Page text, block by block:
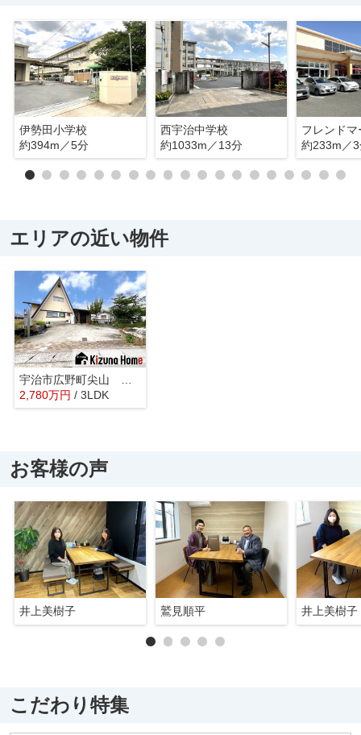
伊勢田小学校
約394m／5分
西宇治中学校
約1033m／13分
約233m／
エリアの近い物件
2,780万円 / 3LDK
お客様の声
井上美樹子 鷲見順平 井上美樹子
こだわり特集